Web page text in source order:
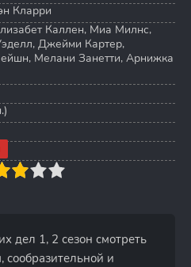
Кларри
Каллен, Миа Милнс,
, Джейми Картер,
, Мелани Занетти, Арнижка
дел 1, 2 сезон смотреть
и